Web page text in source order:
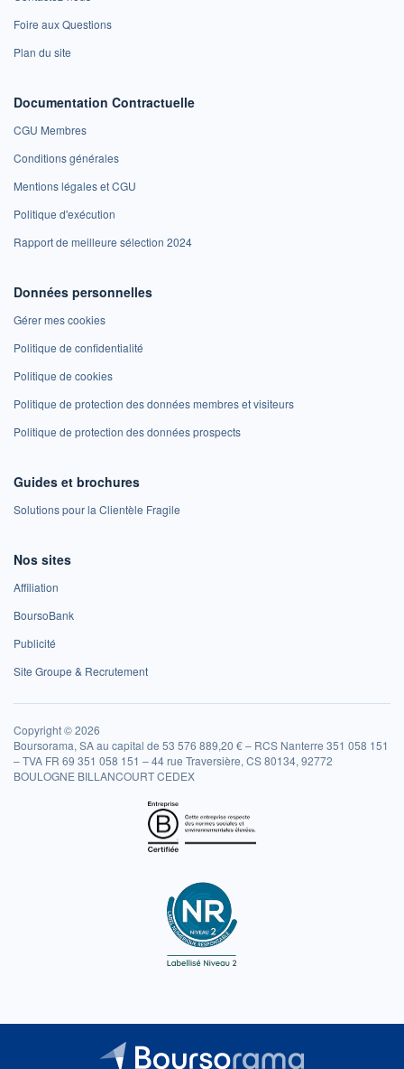
Foire aux Questions
Plan du site
Documentation Contractuelle
CGU Membres
Conditions générales
Mentions légales et CGU
Politique d'exécution
Rapport de meilleure sélection 2024
Données personnelles
Gérer mes cookies
Politique de confidentialité
Politique de cookies
Politique de protection des données membres et visiteurs
Politique de protection des données prospects
Guides et brochures
Solutions pour la Clientèle Fragile
Nos sites
Affiliation
BoursoBank
Publicité
Site Groupe & Recrutement
Copyright © 2026
Boursorama, SA au capital de 53 576 889,20 € – RCS Nanterre 351 058 151
– TVA FR 69 351 058 151 – 44 rue Traversière, CS 80134, 92772
BOULOGNE BILLANCOURT CEDEX